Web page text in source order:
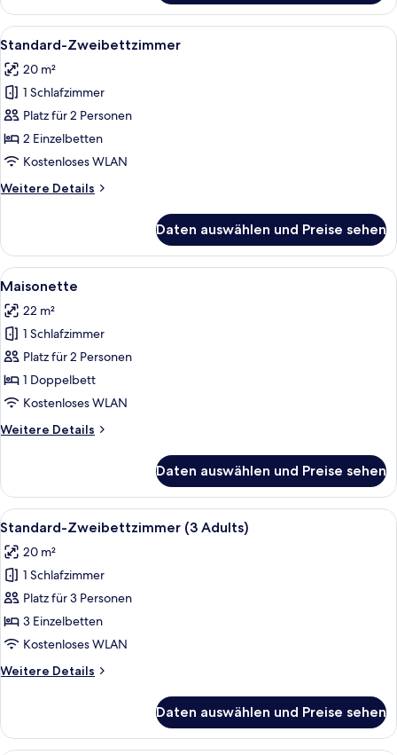
Twin
Room
Alle
Fotos
für
Standard-
Zweibettzimmer
anzeigen
Ein Hotelzimmer mit einem
6
Standard-Zweibettzimmer
20 m²
1 Schlafzimmer
Platz für 2 Personen
2 Einzelbetten
Kostenloses WLAN
Weitere Details
Weitere
Zweibettzimmer
Daten auswählen und Preise sehen
Alle
Fotos
für
Maisonette
anzeigen
Ein Schlafzimmer mit
5
Maisonette
22 m²
1 Schlafzimmer
Platz für 2 Personen
1 Doppelbett
Kostenloses WLAN
Weitere Details
Weitere
Daten auswählen und Preise sehen
Alle
Fotos
für
Standard-
Zweibettzimmer
(3
Adults)
Ein Hotelzimmer mit zwei Betten,
4
Standard-Zweibettzimmer (3 Adults)
20 m²
1 Schlafzimmer
Platz für 3 Personen
3 Einzelbetten
Kostenloses WLAN
Weitere Details
Weitere
Zweibettzimmer
(3
Daten auswählen und Preise sehen